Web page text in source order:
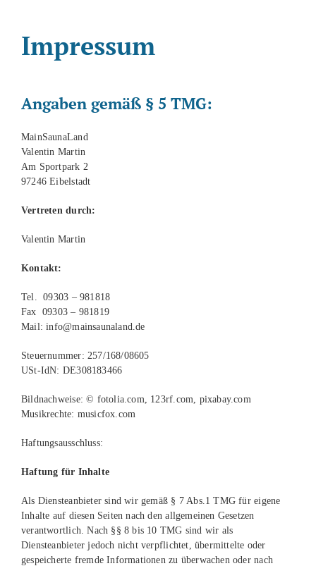
Warenkorb
SUCHE
NACH:
Impressum
Angaben gemäß § 5 TMG:
MainSaunaLand
Valentin Martin
Am Sportpark 2
97246 Eibelstadt
Vertreten durch:
Valentin Martin
Kontakt:
Tel. 09303 – 981818
Fax
09303 – 981819
Mail: info@mainsaunaland.de
Steuernummer: 257/168/08605
USt-IdN: DE308183466
Bildnachweise: © fotolia.com, 123rf.com, pixabay.com
Musikrechte: musicfox.com
Haftungsausschluss:
Haftung für Inhalte
Als Diensteanbieter sind wir gemäß § 7 Abs.1 TMG für eigene
Inhalte auf diesen Seiten nach den allgemeinen Gesetzen
verantwortlich. Nach §§ 8 bis 10 TMG sind wir als
Diensteanbieter jedoch nicht verpflichtet, übermittelte oder
gespeicherte fremde Informationen zu überwachen oder nach